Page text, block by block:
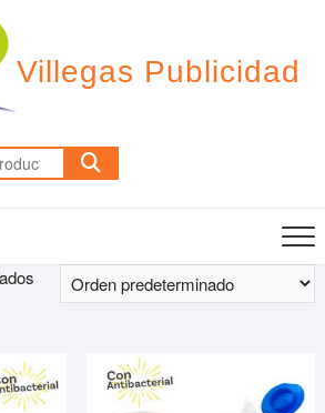
Villegas Publicidad
Buscar
por: